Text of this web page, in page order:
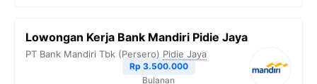
Lowongan Kerja Bank Mandiri Pidie Jaya
PT Bank Mandiri Tbk (Persero) Pidie Jaya
Rp 3.500.000
Bulanan